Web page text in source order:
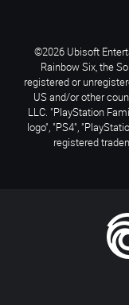
©2026 Ubisoft
Rainbow Six, the
registered or
US and/or other
LLC. "PlayStation
logo", "PS4",
registered